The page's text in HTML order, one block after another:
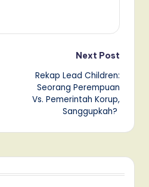
Next Post
Rekap Lead Children:
Seorang Perempuan
Vs. Pemerintah Korup,
Sanggupkah?